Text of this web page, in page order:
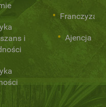
i
Franczyza
Ajencja